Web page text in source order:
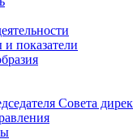
показатели
Совета